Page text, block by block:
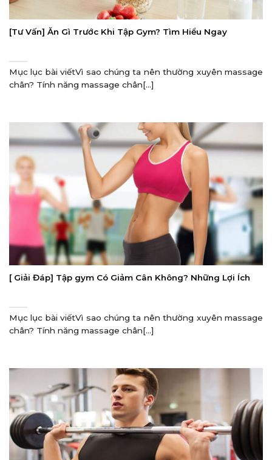
[Tư Vấn] Ăn Gì Trước Khi Tập Gym? Tìm Hiểu Ngay
Mục lục bài viếtVì sao chúng ta nên thường xuyên massage
chân? Tính năng massage chân[...]
[ Giải Đáp] Tập gym Có Giảm Cân Không? Những Lợi Ích
Mục lục bài viếtVì sao chúng ta nên thường xuyên massage
chân? Tính năng massage chân[...]